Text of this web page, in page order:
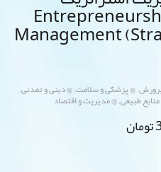
Management
,@ پزشکی و سلامت,@ دینی و تمدنی,
طبیعی,@ مدیریت و اقتصاد
تومان